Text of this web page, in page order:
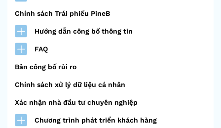
Chính sách Trái phiếu PineB
Hướng dẫn công bố thông tin
FAQ
Bản công bố rủi ro
Chính sách xử lý dữ liệu cá nhân
Xác nhận nhà đầu tư chuyên nghiệp
Chương trình phát triển khách hàng